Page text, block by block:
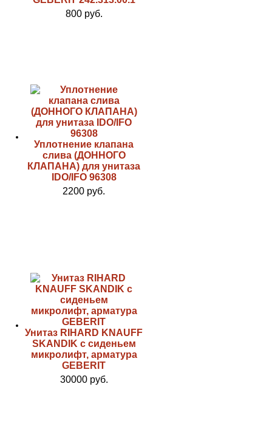
800 руб.
Уплотнение клапана
слива (ДОННОГО
КЛАПАНА) для унитаза
IDO/IFO 96308
2200 руб.
Унитаз RIHARD KNAUFF
SKANDIK с сиденьем
микролифт, арматура
GEBERIT
30000 руб.